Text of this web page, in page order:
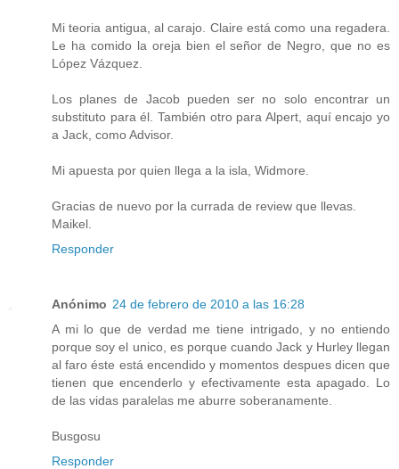
Mi teoria antigua, al carajo. Claire está como una regadera.
Le ha comido la oreja bien el señor de Negro, que no es
López Vázquez.
Los planes de Jacob pueden ser no solo encontrar un
substituto para él. También otro para Alpert, aquí encajo yo
a Jack, como Advisor.
Mi apuesta por quien llega a la isla, Widmore.
Gracias de nuevo por la currada de review que llevas.
Maikel.
Responder
Anónimo 24 de febrero de 2010 a las 16:28
A mi lo que de verdad me tiene intrigado, y no entiendo
porque soy el unico, es porque cuando Jack y Hurley llegan
al faro éste está encendido y momentos despues dicen que
tienen que encenderlo y efectivamente esta apagado. Lo
de las vidas paralelas me aburre soberanamente.
Busgosu
Responder